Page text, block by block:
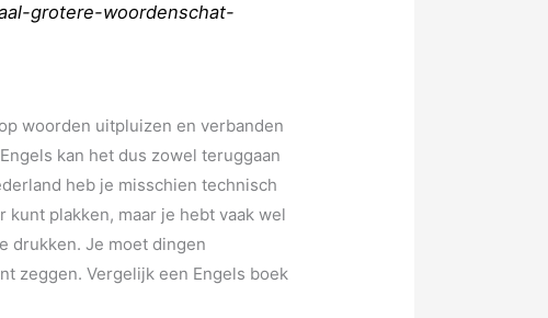
grotere-woordenschat-
woorden uitpluizen en verbanden
kan het dus zowel teruggaan
heb je misschien technisch
plakken, maar je hebt vaak wel
drukken. Je moet dingen
zeggen. Vergelijk een Engels boek